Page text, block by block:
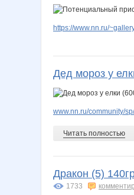
https://www.nn.ru/
Дед мороз у
www.nn.ru/community/
Читать полностью
Дракон (5)
1733